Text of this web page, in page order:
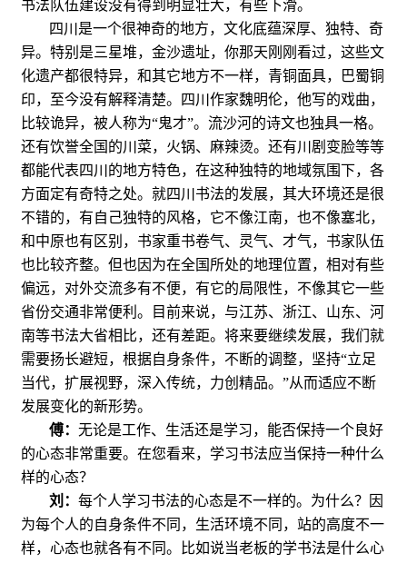
书法队伍建设没有得到明显壮大，有些下滑。
四川是一个很神奇的地方，文化底蕴深厚、独特、奇
异。特别是三星堆，金沙遗址，你那天刚刚看过，这些文
化遗产都很特异，和其它地方不一样，青铜面具，巴蜀铜
印，至今没有解释清楚。四川作家魏明伦，他写的戏曲，
比较诡异，被人称为“鬼才”。流沙河的诗文也独具一格。
还有饮誉全国的川菜，火锅、麻辣烫。还有川剧变脸等等
都能代表四川的地方特色，在这种独特的地域氛围下，各
方面定有奇特之处。就四川书法的发展，其大环境还是很
不错的，有自己独特的风格，它不像江南，也不像塞北，
和中原也有区别，书家重书卷气、灵气、才气，书家队伍
也比较齐整。但也因为在全国所处的地理位置，相对有些
偏远，对外交流多有不便，有它的局限性，不像其它一些
省份交通非常便利。目前来说，与江苏、浙江、山东、河
南等书法大省相比，还有差距。将来要继续发展，我们就
需要扬长避短，根据自身条件，不断的调整，坚持“立足
当代，扩展视野，深入传统，力创精品。”从而适应不断
发展变化的新形势。
傅：无论是工作、生活还是学习，能否保持一个良好
的心态非常重要。在您看来，学习书法应当保持一种什么
样的心态？
刘：每个人学习书法的心态是不一样的。为什么？因
为每个人的自身条件不同，生活环境不同，站的高度不一
样，心态也就各有不同。比如说当老板的学书法是什么心